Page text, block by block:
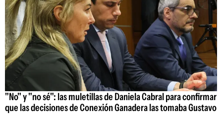
"No" y "no sé": las muletillas de Daniela Cabral para confirmar
que las decisiones de Conexión Ganadera las tomaba Gustavo